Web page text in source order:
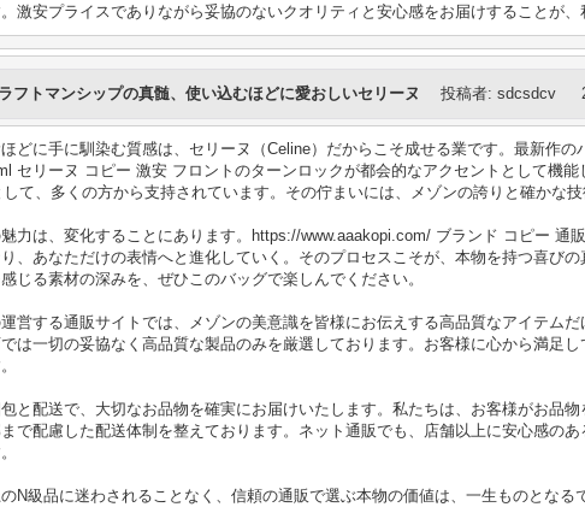
激安プライスでありながら妥協のないクオリティと安心感をお届けすることが、
フトマンシップの真髄、使い込むほどに愛おしいセリーヌ 投稿者: sdcsdcv
どに手に馴染む質感は、セリーヌ（Celine）だからこそ成せる業です。最新作
セリーヌ コピー 激安 フロントのターンロックが都会的なアクセントとして機
て、多くの方から支持されています。その佇まいには、メゾンの誇りと確かな技
力は、変化することにあります。https://www.aaakopi.com/ ブランド コピー 通
、あなただけの表情へと進化していく。そのプロセスこそが、本物を持つ喜び
じる素材の深みを、ぜひこのバッグで楽しんでください。
営する通販サイトでは、メゾンの美意識を皆様にお伝えする高品質なアイテム
は一切の妥協なく高品質な製品のみを厳選しております。お客様に心から満足
と配送で、大切なお品物を確実にお届けいたします。私たちは、お客様がお品
で配慮した配送体制を整えております。ネット通販でも、店舗以上に安心感の
N級品に迷わされることなく、信頼の通販で選ぶ本物の価値は、一生ものとな